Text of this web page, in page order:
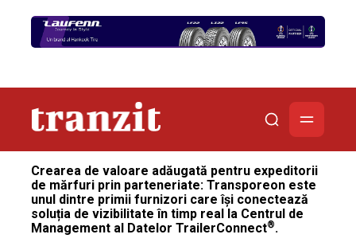
Crearea de valoare adăugată pentru expeditorii
de mărfuri prin parteneriate: Transporeon este
unul dintre primii furnizori care își conectează
soluția de vizibilitate în timp real la Centrul de
Management al Datelor TrailerConnect®.